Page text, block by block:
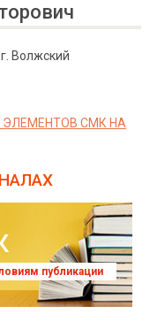
Волжский
ЭЛЕМЕНТОВ СМК НА
публикации